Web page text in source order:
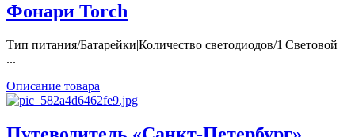
Фонари Torch
Тип питания/Батарейки|Количество светодиодов/1|Световой
...
Описание товара